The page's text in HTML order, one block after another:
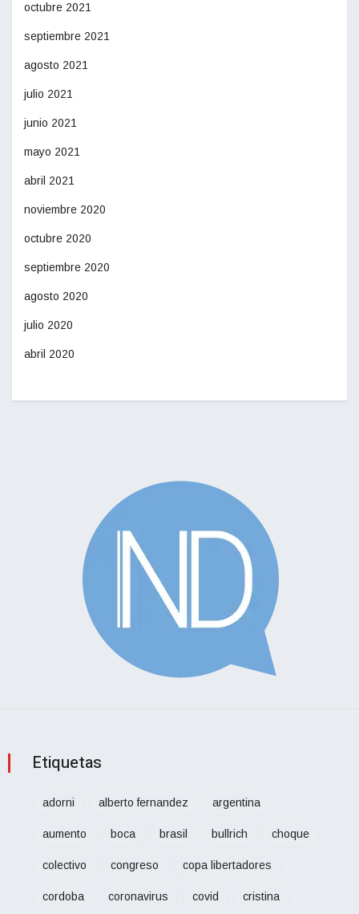
octubre 2021
septiembre 2021
agosto 2021
julio 2021
junio 2021
mayo 2021
abril 2021
noviembre 2020
octubre 2020
septiembre 2020
agosto 2020
julio 2020
abril 2020
Etiquetas
adorni alberto fernandez argentina
aumento boca brasil bullrich choque
colectivo congreso copa libertadores
cordoba coronavirus covid cristina